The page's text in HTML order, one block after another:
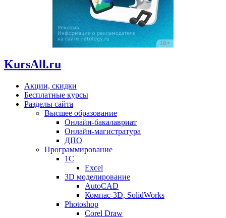
KursAll.ru
Акции, скидки
Бесплатные курсы
Разделы сайта
Высшее образование
Онлайн-бакалавриат
Онлайн-магистратура
ДПО
Программирование
1С
Excel
3D моделирование
AutoCAD
Компас-3D, SolidWorks
Photoshop
Corel Draw